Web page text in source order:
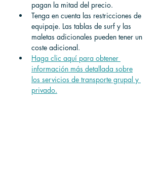
pagan la mitad del precio.
Tenga en cuenta las restricciones de
equipaje. Las tablas de surf y las
maletas adicionales pueden tener un
coste adicional.
Haga clic aquí para obtener
información más detallada sobre
los servicios de transporte grupal y
privado.